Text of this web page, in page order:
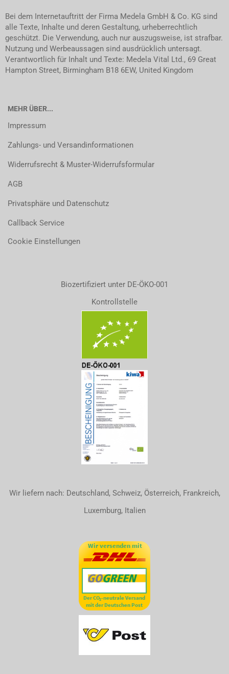
Bei dem Internetauftritt der Firma Medela GmbH & Co. KG sind
alle Texte, Inhalte und deren Gestaltung, urheberrechtlich
geschützt. Die Verwendung, auch nur auszugsweise, ist strafbar.
Nutzung und Werbeaussagen sind ausdrücklich untersagt.
Verantwortlich für Inhalt und Texte: Medela Vital Ltd., 69 Great
Hampton Street, Birmingham B18 6EW, United Kingdom
MEHR ÜBER...
Impressum
Zahlungs- und Versandinformationen
Widerrufsrecht & Muster-Widerrufsformular
AGB
Privatsphäre und Datenschutz
Callback Service
Cookie Einstellungen
Biozertifiziert unter DE-ÖKO-001
Kontrollstelle
Wir liefern nach: Deutschland, Schweiz, Österreich, Frankreich,
Luxemburg, Italien